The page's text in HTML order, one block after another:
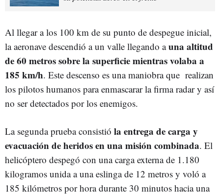
Al llegar a los 100 km de su punto de despegue inicial,
la aeronave descendió a un valle llegando auna altitud
de 60 metros sobre la superficie mientras volaba a
185 km/h. Este descenso es una maniobra que realizan
los pilotos humanos para enmascarar la firma radar y así
no ser detectados por los enemigos.
La segunda prueba consistió la entrega de carga y
evacuación de heridos en una misión combinada. El
helicóptero despegó con una carga externa de 1.180
kilogramos unida a una eslinga de 12 metros y voló a
185 kilómetros por hora durante 30 minutos hacia una